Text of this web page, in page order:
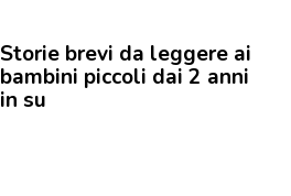
Storie brevi da leggere ai
bambini piccoli dai 2 anni
in su